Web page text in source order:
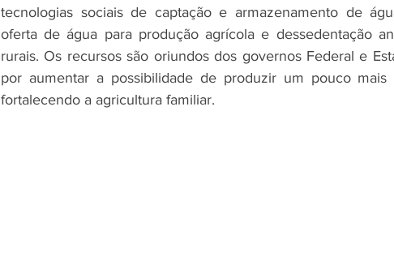
tecnologias sociais de captação e armazenamento de
oferta de água para produção agrícola e dessedentação
rurais. Os recursos são oriundos dos governos Federal e
por aumentar a possibilidade de produzir um pouco
fortalecendo a agricultura familiar.